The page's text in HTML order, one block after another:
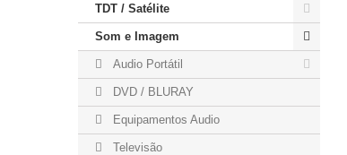
TDT / Satélite
Som e Imagem
Audio Portátil
DVD / BLURAY
Equipamentos Audio
Televisão